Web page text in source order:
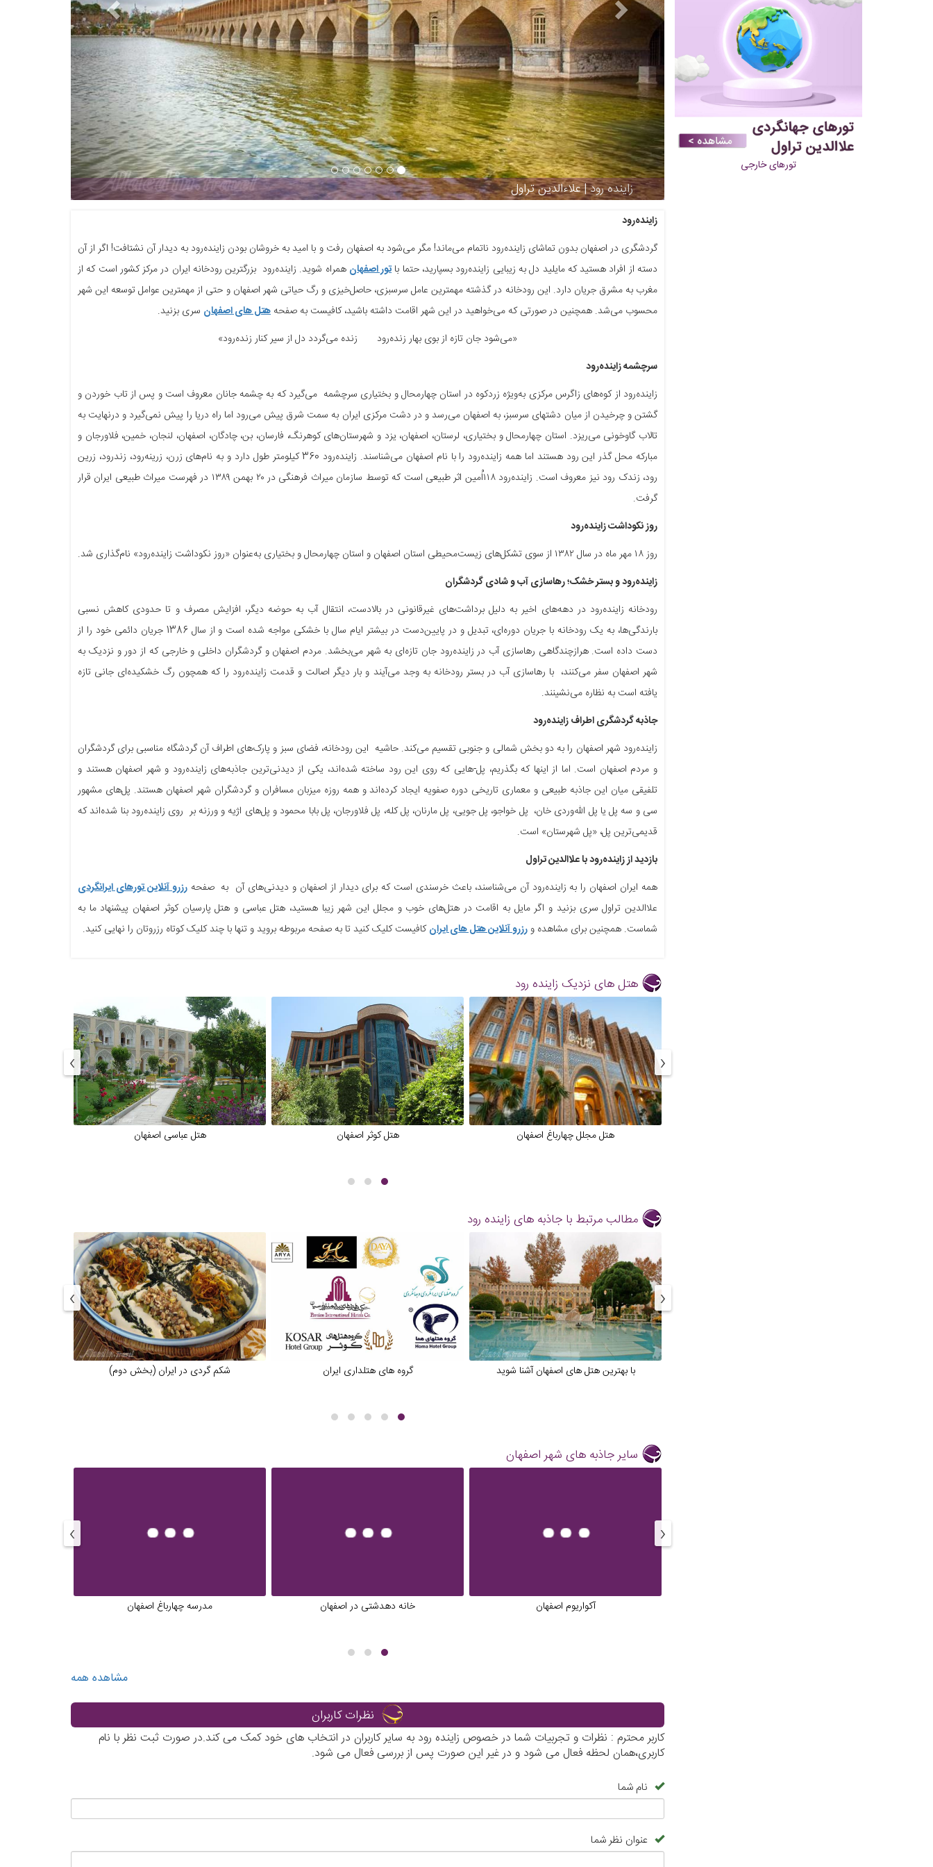
تورهای خارجی
زاینده رود | علاءالدین تراول
زاینده‌رود
گردشگری در اصفهان بدون تماشای زاینده‌رود ناتمام می‌ماند! مگر می‌شود به اصفهان رفت و با امید به خروشان بودن زاینده‌رود به دیدار آن نشتافت! اگر از آن
دسته از افراد هستید که مایلید دل به زیبایی زاینده‌رود بسپارید، حتما باتور اصفهان همراه شوید. زاینده‌رود بزرگترین رودخانه‌ ایران در مرکز کشور است که از
مغرب به مشرق جریان دارد. این رودخانه در گذشته مهمترین عامل سرسبزی، حاصل‌خیزی و رگ حیاتی شهر اصفهان و حتی از مهمترین عوامل توسعه این شهر
محسوب می‌شد. همچنین در صورتی که می‌خواهید در این شهر اقامت داشته باشید، کافیست به صفحه هتل های اصفهان سری بزنید.
«می‌شود جان تازه از بوی بهار زنده‌رود زنده می‌گردد دل از سیر کنار زنده‌رود»
سرچشمه زاینده‌رود
زاینده‌رود از کوه‌های زاگرس مرکزی به‌ویژه زردکوه در استان چهارمحال و بختیاری سرچشمه می‌گیرد که به چشمه جانان معروف است و پس از تاب خوردن و
گشتن و چرخیدن از میان دشت‎های سرسبز، به اصفهان می‌رسد و در دشت مرکزی ایران به سمت شرق پیش می‌رود اما راه دریا را پیش نمی‌گیرد و درنهایت به
تالاب گاوخونی‌ می‌ریزد. استان چهارمحال و بختیاری، لرستان، اصفهان، یزد و شهرستان‌های کوهرنگ، فارسان، بن، چادگان، اصفهان، لنجان، خمین، فلاورجان و
مبارکه محل گذر این رود هستند اما همه زاینده‌رود را با نام اصفهان می‌شناسند. زاینده‌رود 360 کیلومتر طول دارد و به نام‌های زرن، زرینه‌رود، زندرود، زرین
رود، زندک رود نیز معروف است. زاینده‌رود ۱۱۸اُمین اثر طبیعی است که توسط سازمان میراث فرهنگی در ۲۰ بهمن ۱۳۸۹ در فهرست میراث طبیعی ایران قرار
گرفت.
روز نکوداشت زاینده‌رود
روز ۱۸ مهر ماه در سال ۱۳۸۲ از سوی تشکل‌های زیست‌محیطی استان اصفهان و استان چهارمحال و بختیاری به‌عنوان «روز نکوداشت زاینده‌رود» نام‌گذاری شد.
زاینده‌رود و بستر خشک؛ رهاسازی آب و شادی گردشگران
رودخانه زاینده‌رود در دهه‌های اخیر به دلیل برداشت‌های غیرقانونی در بالادست، انتقال آب به حوضه دیگر، افزایش مصرف و تا حدودی کاهش نسبی
بارندگی‌ها، به یک رودخانه با جریان دوره‌ای، تبدیل و در پایین‌دست در بیشتر ایام سال با خشکی مواجه شده است و از سال 1386 جریان دائمی خود را از
دست داده است. هرازچندگاهی رهاسازی آب در زاینده‌رود جان تازه‌ای به شهر می‌بخشد. مردم اصفهان و گردشگران داخلی و خارجی که از دور و نزدیک به
شهر اصفهان سفر می‌کنند، با رهاسازی آب در بستر رودخانه به وجد می‌آیند و بار دیگر اصالت و قدمت زاینده‌رود را که همچون رگ خشکیده‌ای جانی تازه
یافته است به نظاره می‌نشینند.
جاذبه گردشگری اطراف زاینده‌رود
زاینده‌رود شهر اصفهان را به دو بخش شمالی و جنوبی تقسیم می‌کند. حاشیه این رودخانه، فضای سبز و پارک‌های اطراف آن گردشگاه مناسبی برای گردشگران
و مردم اصفهان است. اما از اینها که بگذریم، پل-هایی که روی این رود ساخته شده‌اند، یکی از دیدنی‌ترین جاذبه‌های زاینده‌رود و شهر اصفهان هستند و
تلفیقی میان این جاذبه‌ طبیعی و معماری تاریخی دوره صفویه ایجاد کرده‌اند و همه روزه میزبان مسافران و گردشگران شهر اصفهان هستند. پل‌های مشهور
سی و سه پل یا پل الله‌وردی خان، پل خواجو، پل جویی، پل مارنان، پل کله، پل فلاورجان، پل بابا محمود و پل‌های اژیه و ورزنه بر روی زاینده‌رود بنا شده‌اند که
قدیمی‌ترین پل، «پل شهرستان» است.
بازدید از زاینده‌رود با علاالدین تراول
همه ایران اصفهان را به زاینده‌رود آن می‌شناسند، باعث خرسندی است که برای دیدار از اصفهان و دیدنی‌های آن به صفحهرزرو آنلاین تورهای ایرانگردی
علاالدین تراول سری بزنید و اگر مایل به اقامت در هتل‌های خوب و مجلل این شهر زیبا هستید، هتل عباسی و هتل پارسیان کوثر اصفهان پیشنهاد ما به
شماست. همچنین برای مشاهده ورزرو آنلاین هتل های ایرانکافیست کلیک کنید تا به صفحه مربوطه بروید و تنها با چند کلیک کوتاه رزروتان را نهایی کنید.
هتل های نزدیک زاینده رود
هتل مجلل چهارباغ اصفهان هتل کوثر اصفهان هتل عباسی اصفهان
‹
›
مطالب مرتبط با جاذبه های زاینده رود
با بهترین هتل های اصفهان آشنا شوید گروه های هتلداری ایران شکم گردی در ایران (بخش دوم)
‹
›
سایر جاذبه های شهر اصفهان
آکواریوم اصفهان خانه دهدشتی در اصفهان مدرسه چهارباغ اصفهان
‹
›
مشاهده همه
نظرات کاربران
کاربر محترم : نظرات و تجربیات شما در خصوص زاینده رود به سایر کاربران در انتخاب های خود کمک می کند.در صورت ثبت نظر با نام
کاربری،همان لحظه فعال می شود و در غیر این صورت پس از بررسی فعال می شود.
نام شما
عنوان نظر شما